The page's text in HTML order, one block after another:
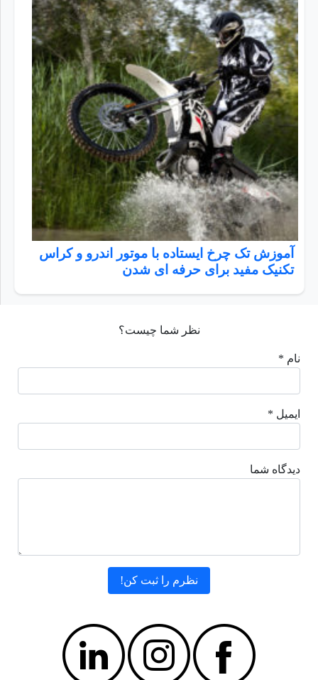
آموزش تک چرخ ایستاده با موتور اندرو و کراس
تکنیک مفید برای حرفه ای شدن
نظر شما چیست؟
نام *
ایمیل *
دیدگاه شما